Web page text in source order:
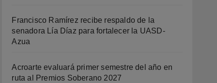
Francisco Ramírez recibe respaldo de la
senadora Lía Díaz para fortalecer la UASD-
Azua
Acroarte evaluará primer semestre del año en
ruta al Premios Soberano 2027